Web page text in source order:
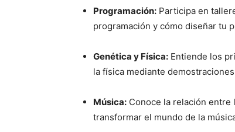
Programación: Participa en
programación y cómo diseñar tu
Genética y Física: Entiende los
la física mediante
Música: Conoce la relación entre
transformar el mundo de la